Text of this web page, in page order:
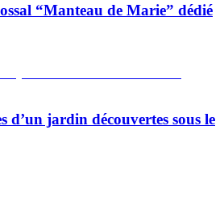
“Manteau de Marie” dédié
d’un jardin découvertes sous le